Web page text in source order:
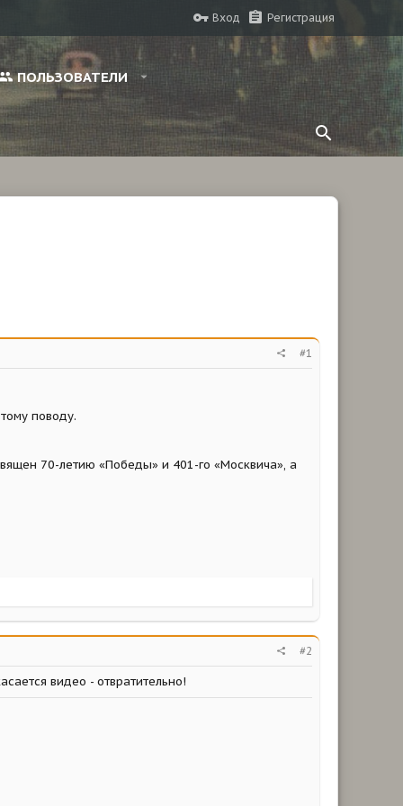
Вход Регистрация
ПОЛЬЗОВАТЕЛИ
#1
поводу.
70-летию «Победы» и 401-го «Москвича», а
#2
видео - отвратительно!